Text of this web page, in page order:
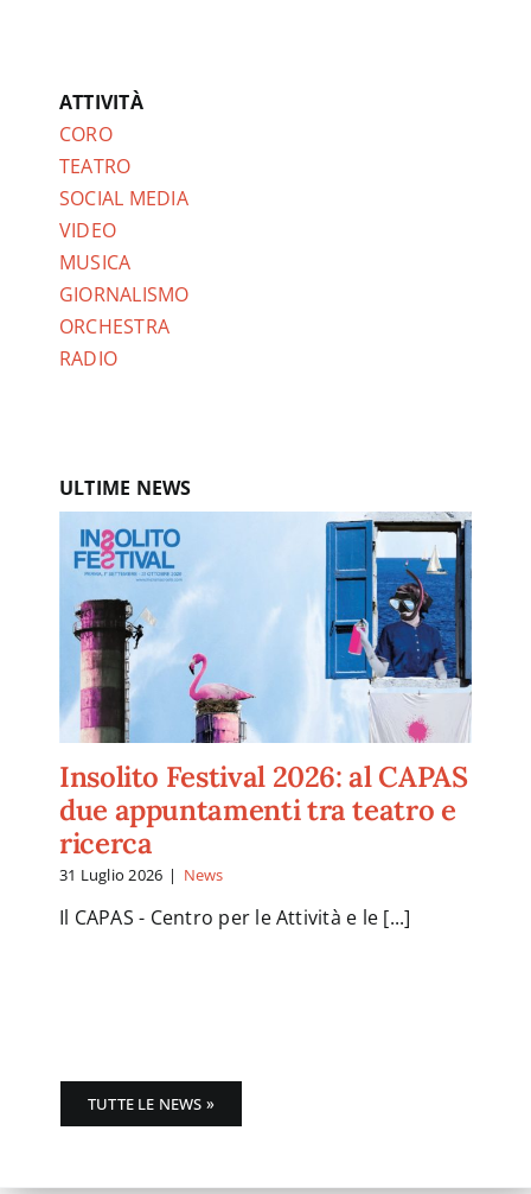
ATTIVITÀ
CORO
TEATRO
SOCIAL MEDIA
VIDEO
MUSICA
GIORNALISMO
ORCHESTRA
RADIO
ULTIME NEWS
Insolito Festival 2026: al CAPAS
due appuntamenti tra teatro e
ricerca
31 Luglio 2026 | News
Il CAPAS - Centro per le Attività e le [...]
TUTTE LE NEWS »